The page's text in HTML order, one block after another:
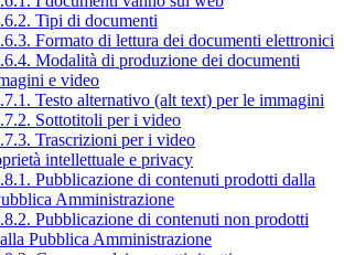
Tipi di documenti
Formato di lettura dei documenti elettronici
Modalità di produzione dei documenti
e video
Testo alternativo (alt text) per le immagini
Sottotitoli per i video
Trascrizioni per i video
intellettuale e privacy
Pubblicazione di contenuti prodotti dalla
Amministrazione
Pubblicazione di contenuti non prodotti
Pubblica Amministrazione